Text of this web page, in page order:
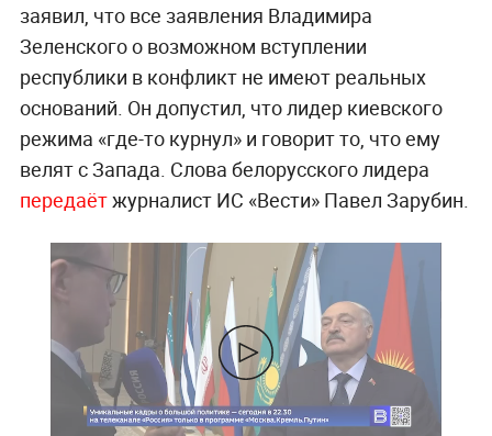
заявил, что все заявления Владимира
Зеленского о возможном вступлении
республики в конфликт не имеют реальных
оснований. Он допустил, что лидер киевского
режима «где-то курнул» и говорит то, что ему
велят с Запада. Слова белорусского лидера
передаётжурналист ИС «Вести» Павел Зарубин.